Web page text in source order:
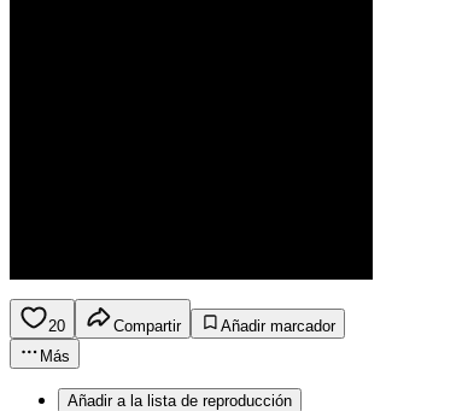
20 Compartir
Añadir marcador
Más
Añadir a la lista de reproducción